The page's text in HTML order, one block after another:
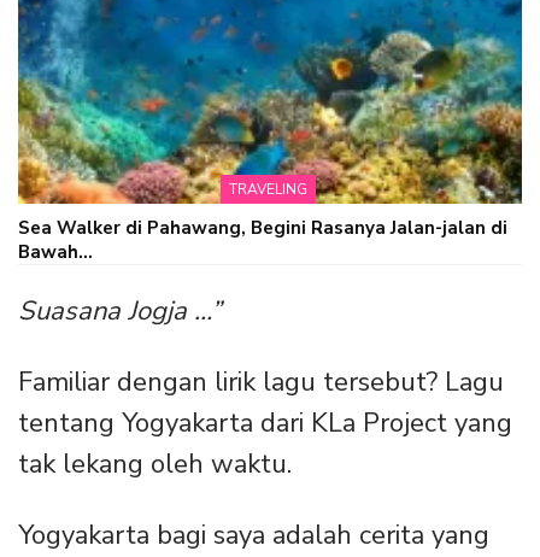
TRAVELING
Sea Walker di Pahawang, Begini Rasanya Jalan-jalan di
Bawah…
Suasana Jogja …”
Familiar dengan lirik lagu tersebut? Lagu
tentang Yogyakarta dari KLa Project yang
tak lekang oleh waktu.
Yogyakarta bagi saya adalah cerita yang